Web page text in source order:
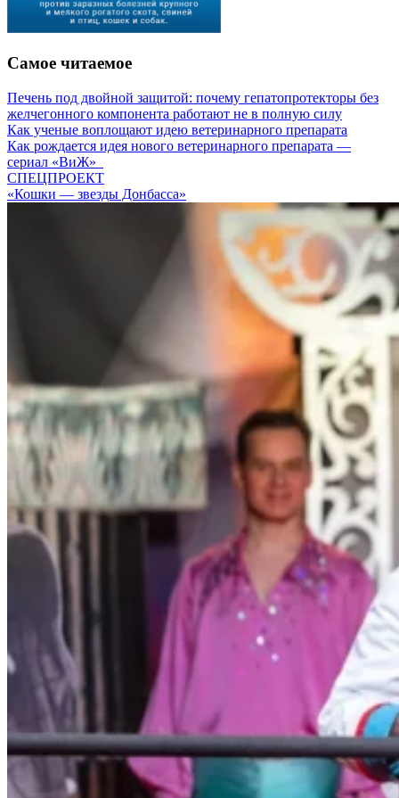
Самое читаемое
Печень под двойной защитой: почему гепатопротекторы без
желчегонного компонента работают не в полную силу
Как ученые воплощают идею ветеринарного препарата
Как рождается идея нового ветеринарного препарата —
сериал «ВиЖ»
СПЕЦПРОЕКТ
«Кошки — звезды Донбасса»